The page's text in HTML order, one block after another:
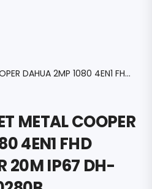
CAMARA BULLET METAL COOPER DAHUA 2MP 1080 4EN1 FHD 2.8MM DWDR IR 20M IP67 DH-HAC-B2A21N-0280B
METAL COOPER
4EN1 FHD
20M IP67 DH-